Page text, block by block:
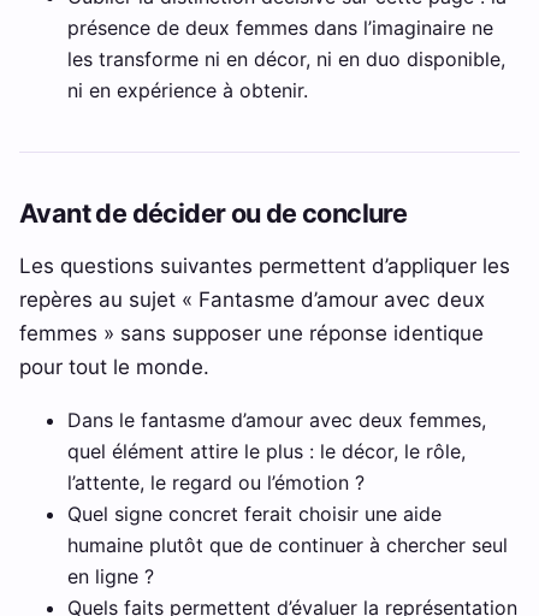
présence de deux femmes dans l’imaginaire ne
les transforme ni en décor, ni en duo disponible,
ni en expérience à obtenir.
Avant de décider ou de conclure
Les questions suivantes permettent d’appliquer les
repères au sujet « Fantasme d’amour avec deux
femmes » sans supposer une réponse identique
pour tout le monde.
Dans le fantasme d’amour avec deux femmes,
quel élément attire le plus : le décor, le rôle,
l’attente, le regard ou l’émotion ?
Quel signe concret ferait choisir une aide
humaine plutôt que de continuer à chercher seul
en ligne ?
Quels faits permettent d’évaluer la représentation